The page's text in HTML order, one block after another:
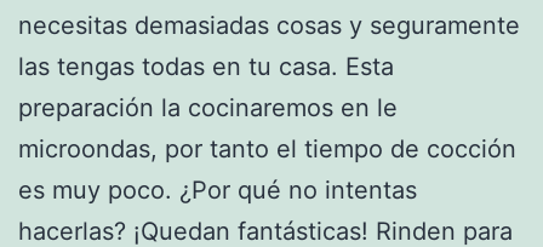
necesitas demasiadas cosas y seguramente
las tengas todas en tu casa. Esta
preparación la cocinaremos en le
microondas, por tanto el tiempo de cocción
es muy poco. ¿Por qué no intentas
hacerlas? ¡Quedan fantásticas! Rinden para